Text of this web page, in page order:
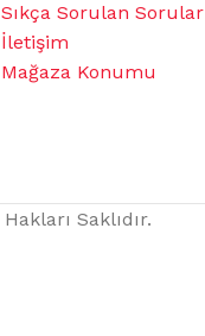
Sıkça Sorulan Sorular
İletişim
Mağaza Konumu
Saklıdır.